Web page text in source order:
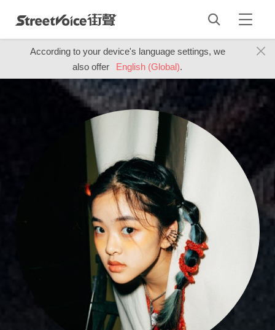
According to your device's language settings, we
also offer
English (Global).